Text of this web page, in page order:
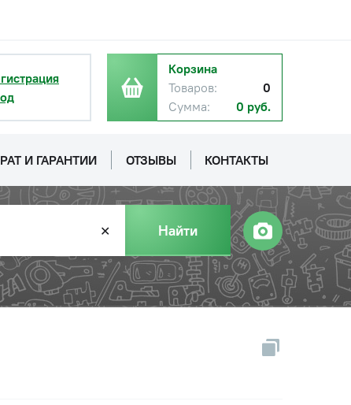
Корзина
Товаров:
0
Сумма:
0 руб.
И ГАРАНТИИ ОТЗЫВЫ КОНТАКТЫ
✕ Найти